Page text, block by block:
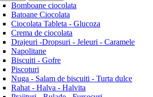
Bomboane ciocolata
Batoane Ciocolata
Ciocolata Tableta - Glucoza
Crema de ciocolata
Drajeuri -Dropsuri - Jeleuri - Caramele
Napolitane
Biscuiti - Gofre
Piscoturi
Nuga - Salam de biscuiti - Turta dulce
Rahat - Halva - Halvita